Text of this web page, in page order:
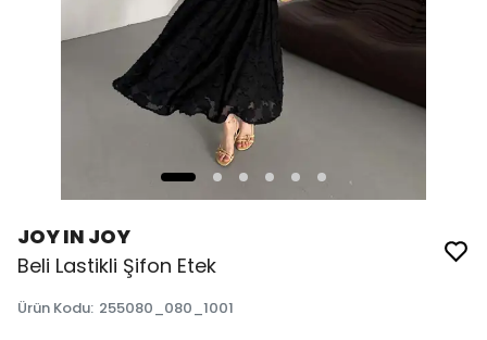
JOY IN JOY
Beli Lastikli Şifon Etek
Ürün Kodu: 255080_080_1001